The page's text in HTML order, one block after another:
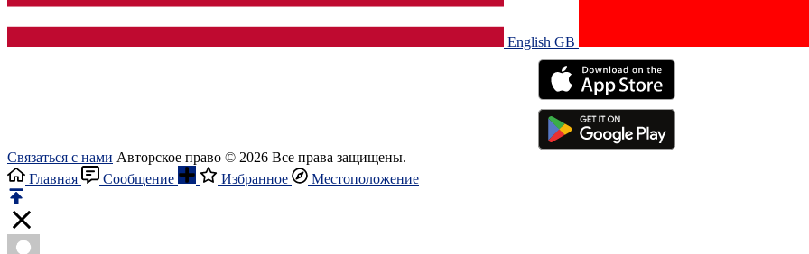
English GB‎
Связаться с нами Авторское право © 2026 Все права защищены.
Главная
Сообщение Избранное Местоположение